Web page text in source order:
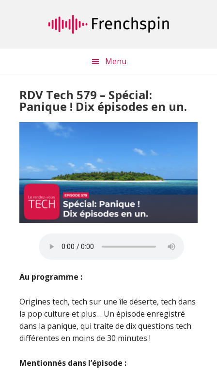
Menu
RDV Tech 579 – Spécial:
Panique ! Dix épisodes en un.
Au programme :
Origines tech, tech sur une île déserte, tech dans
la pop culture et plus… Un épisode enregistré
dans la panique, qui traite de dix questions tech
différentes en moins de 30 minutes !
Mentionnés dans l’épisode :